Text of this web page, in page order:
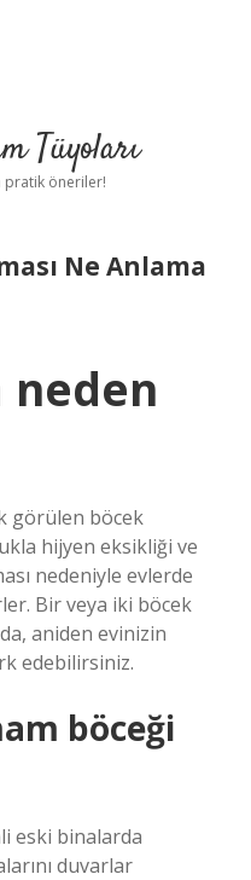
Tüyoları
pratik öneriler!
Ne Anlama
neden
görülen böcek
hijyen eksikliği ve
nedeniyle evlerde
Bir veya iki böcek
aniden evinizin
edebilirsiniz.
böceği
eski binalarda
duvarlar